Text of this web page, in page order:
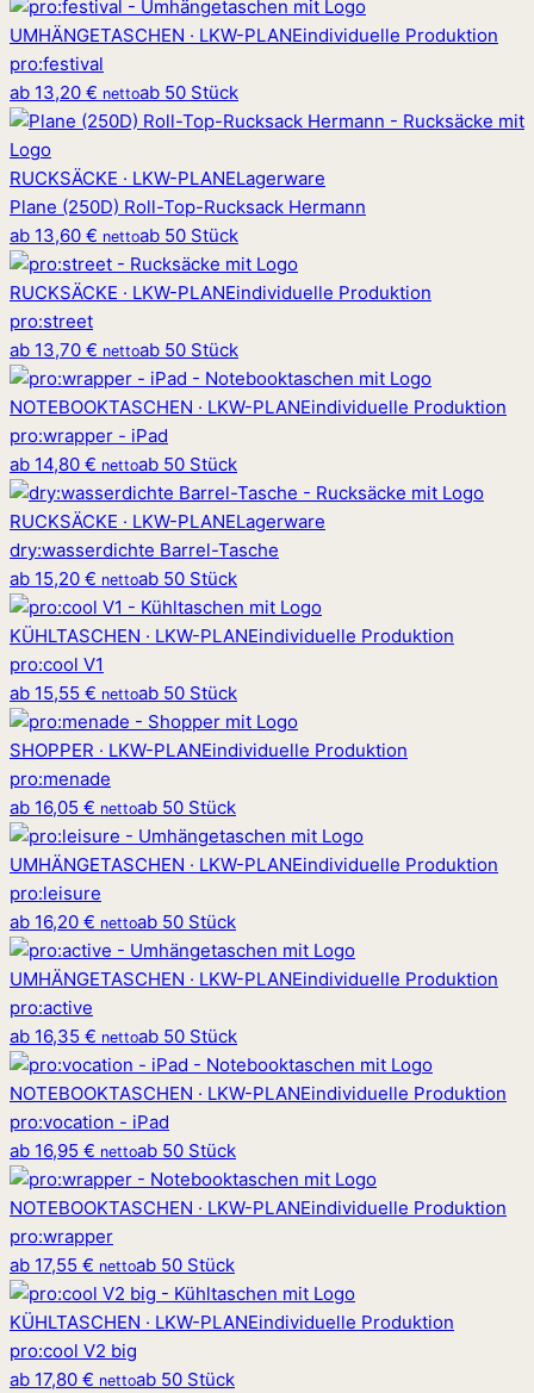
UMHÄNGETASCHEN · LKW-PLANEindividuelle Produktion
pro:festival
ab 13,20 € nettoab 50 Stück
RUCKSÄCKE · LKW-PLANELagerware
Plane (250D) Roll-Top-Rucksack Hermann
ab 13,60 € nettoab 50 Stück
RUCKSÄCKE · LKW-PLANEindividuelle Produktion
pro:street
ab 13,70 € nettoab 50 Stück
NOTEBOOKTASCHEN · LKW-PLANEindividuelle Produktion
pro:wrapper - iPad
ab 14,80 € nettoab 50 Stück
RUCKSÄCKE · LKW-PLANELagerware
dry:wasserdichte Barrel-Tasche
ab 15,20 € nettoab 50 Stück
KÜHLTASCHEN · LKW-PLANEindividuelle Produktion
pro:cool V1
ab 15,55 € nettoab 50 Stück
SHOPPER · LKW-PLANEindividuelle Produktion
pro:menade
ab 16,05 € nettoab 50 Stück
UMHÄNGETASCHEN · LKW-PLANEindividuelle Produktion
pro:leisure
ab 16,20 € nettoab 50 Stück
UMHÄNGETASCHEN · LKW-PLANEindividuelle Produktion
pro:active
ab 16,35 € nettoab 50 Stück
NOTEBOOKTASCHEN · LKW-PLANEindividuelle Produktion
pro:vocation - iPad
ab 16,95 € nettoab 50 Stück
NOTEBOOKTASCHEN · LKW-PLANEindividuelle Produktion
pro:wrapper
ab 17,55 € nettoab 50 Stück
KÜHLTASCHEN · LKW-PLANEindividuelle Produktion
pro:cool V2 big
ab 17,80 € nettoab 50 Stück